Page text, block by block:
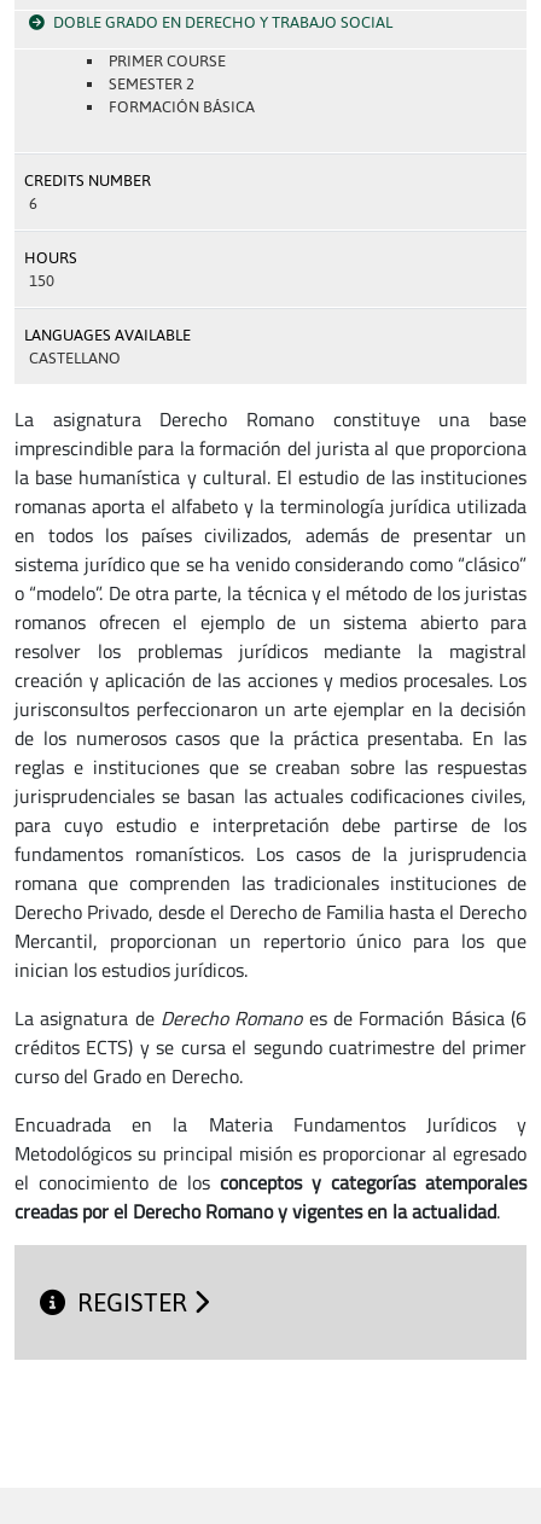
DOBLE GRADO EN DERECHO Y TRABAJO SOCIAL
PRIMER COURSE
SEMESTER 2
FORMACIÓN BÁSICA
CREDITS NUMBER
6
HOURS
150
LANGUAGES AVAILABLE
CASTELLANO
La asignatura Derecho Romano constituye una base
imprescindible para la formación del jurista al que proporciona
la base humanística y cultural. El estudio de las instituciones
romanas aporta el alfabeto y la terminología jurídica utilizada
en todos los países civilizados, además de presentar un
sistema jurídico que se ha venido considerando como “clásico”
o “modelo”. De otra parte, la técnica y el método de los juristas
romanos ofrecen el ejemplo de un sistema abierto para
resolver los problemas jurídicos mediante la magistral
creación y aplicación de las acciones y medios procesales. Los
jurisconsultos perfeccionaron un arte ejemplar en la decisión
de los numerosos casos que la práctica presentaba. En las
reglas e instituciones que se creaban sobre las respuestas
jurisprudenciales se basan las actuales codificaciones civiles,
para cuyo estudio e interpretación debe partirse de los
fundamentos romanísticos. Los casos de la jurisprudencia
romana que comprenden las tradicionales instituciones de
Derecho Privado, desde el Derecho de Familia hasta el Derecho
Mercantil, proporcionan un repertorio único para los que
inician los estudios jurídicos.
La asignatura de Derecho Romanoes de Formación Básica (6
créditos ECTS) y se cursa el segundo cuatrimestre del primer
curso del Grado en Derecho.
Encuadrada en la Materia Fundamentos Jurídicos y
Metodológicos su principal misión es proporcionar al egresado
el conocimiento de los conceptos y categorías atemporales
creadas por el Derecho Romano y vigentes en la actualidad.
REGISTER